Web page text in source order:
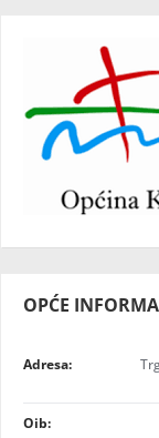
OPĆE
Adresa:
Oib: